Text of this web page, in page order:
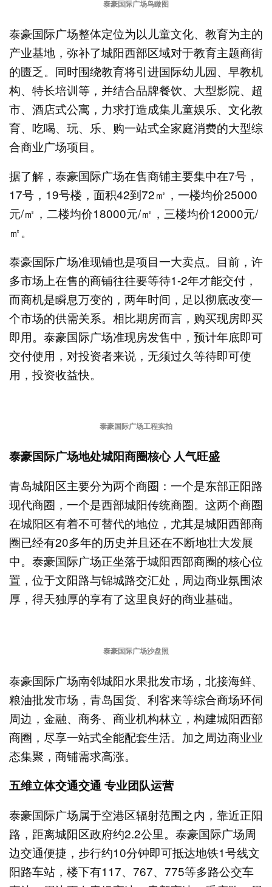
泰豪国际广场鸟瞰图
泰豪国际广场整体定位为以儿童文化、教育为主的
产业基地，弥补了城阳西部区域对于教育主题商街
的匮乏。同时围绕教育将引进国际幼儿园、早教机
构、特长培训等，并结合品牌餐饮、大型影院、超
市、酒店式公寓，力求打造成集儿童娱乐、文化教
育、吃喝、玩、乐、购一站式全家庭消费的大型综
合商业广场项目。
据了解，泰豪国际广场在售商铺主要集中在7号，
17号，19号楼，面积42到72㎡，一楼均价25000
元/㎡，二楼均价18000元/㎡，三楼均价12000元/
㎡。
泰豪国际广场准现铺也是项目一大卖点。目前，许
多市场上在售的商铺往往要等待1-2年才能交付，
而商机是瞬息万变的，两年时间，足以彻底改变一
个市场的供需关系。相比期房而言，购买现房即买
即用。泰豪国际广场准现房发售中，预计年底即可
交付使用，对投资者来说，无须过久等待即可使
用，投资收益快。
泰豪国际广场工程实拍
泰豪国际广场地处城阳商圈核心 人气旺盛
青岛城阳区主要分为两个商圈：一个是东部正阳路
现代商圈，一个是西部城阳传统商圈。这两个商圈
在城阳区有着不可替代的地位，尤其是城阳西部商
圈已经有20多年的历史并且还在不断地壮大发展
中。泰豪国际广场正坐落于城阳西部商圈的核心位
置，位于文阳路与锦城路交汇处，周边商业氛围浓
厚，得天独厚的享有了这里良好的商业基础。
泰豪国际广场沙盘照
泰豪国际广场南邻城阳水果批发市场，北接海鲜、
粮油批发市场，青岛国货、利客来等综合商场环伺
周边，金融、商务、商业机构林立，构建城阳西部
商圈，尽享一站式全能配套生活。加之周边商业业
态集聚，商铺需求高涨。
五维立体交通交通 专业团队运营
泰豪国际广场属于空港区辐射范围之内，靠近正阳
路，距离城阳区政府约2.2公里。泰豪国际广场周
边交通便捷，步行约10分钟即可抵达地铁1号线文
阳路车站，楼下有117、767、775等多路公交车